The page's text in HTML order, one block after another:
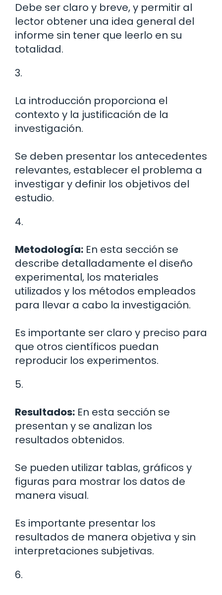
Debe ser claro y breve, y permitir al
lector obtener una idea general del
informe sin tener que leerlo en su
totalidad.
3.
La introducción proporciona el
contexto y la justificación de la
investigación.
Se deben presentar los antecedentes
relevantes, establecer el problema a
investigar y definir los objetivos del
estudio.
4.
Metodología: En esta sección se
describe detalladamente el diseño
experimental, los materiales
utilizados y los métodos empleados
para llevar a cabo la investigación.
Es importante ser claro y preciso para
que otros científicos puedan
reproducir los experimentos.
5.
Resultados: En esta sección se
presentan y se analizan los
resultados obtenidos.
Se pueden utilizar tablas, gráficos y
figuras para mostrar los datos de
manera visual.
Es importante presentar los
resultados de manera objetiva y sin
interpretaciones subjetivas.
6.